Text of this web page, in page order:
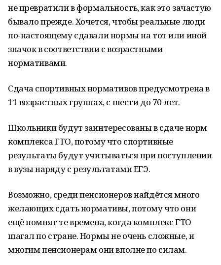
не превратили в формальность, как это зачастую
бывало прежде. Хочется, чтобы реальные люди
по-настоящему сдавали нормы на тот или иной
значок в соответствии с возрастными
нормативами.
Сдача спортивных нормативов предусмотрена в
11 возрастных группах, с шести до 70 лет.
Школьники будут заинтересованы в сдаче норм
комплекса ГТО, потому что спортивные
результаты будут учитываться при поступлении
в вузы наряду с результатами ЕГЭ.
Возможно, среди пенсионеров найдётся много
желающих сдать нормативы, потому что они
ещё помнят те времена, когда комплекс ГТО
шагал по стране. Нормы не очень сложные, и
многим пенсионерам они вполне по силам.